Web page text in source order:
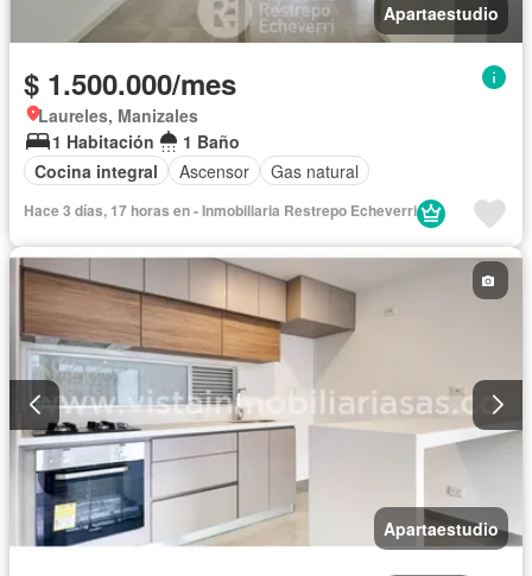
Apartaestudio
$ 1.500.000/mes
Laureles, Manizales
1 Habitación
1 Baño
Cocina integral
Ascensor Gas natural
Hace 3 días, 17 horas en - Inmobiliaria Restrepo Echeverri
Apartaestudio